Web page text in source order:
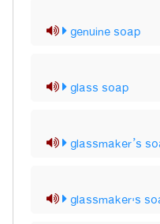
genuine soap
glass soap
glassmaker’s
glassmaker's